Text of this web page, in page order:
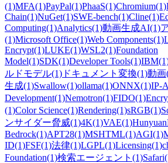
(1)MFA(1)PayPal(1)PhaaS(1)Chromium(1)
Chain(1)NuGet(1)SWE-bench(1)Cline(1)
Computing(1)Analytics(1)動画生成AI(1)
(1)Microsoft Office(1)Web Components(1)
Encrypt(1)LUKE(1)WSL2(1)Foundation
Model(1)SDK(1)Developer Tools(1)IBM
ルドモデル(1) ドキュメント変換(1)動画
生成(1)Swallow(1)ollama(1)ONNX(1)IP-
Development(1)Nemotron(1)FIDO(1)
(1)Color Science(1)Rendering(1)sRGB(1)
ンサイダー脅威(1)4K(1)VAE(1)
Bedrock(1)APT28(1)MSHTML(1)AGI(1)
ID(1)FSF(1)法律(1)LGPL(1)Licensing(1)
Foundation(1)検索エージェント (1)Safari